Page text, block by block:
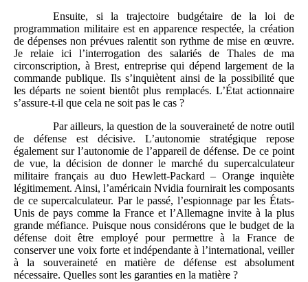
Ensuite, si la trajectoire budgétaire de la loi de
programmation militaire est en apparence respectée, la création
de dépenses non prévues ralentit son rythme de mise en œuvre.
Je relaie ici l’interrogation des salariés de Thales de ma
circonscription, à Brest, entreprise qui dépend largement de la
commande publique. Ils s’inquiètent ainsi de la possibilité que
les départs ne soient bientôt plus remplacés. L’État actionnaire
s’assure-t-il que cela ne soit pas le cas ?
Par ailleurs, la question de la souveraineté de notre outil
de défense est décisive. L’autonomie stratégique repose
également sur l’autonomie de l’appareil de défense. De ce point
de vue, la décision de donner le marché du supercalculateur
militaire français au duo Hewlett-Packard – Orange inquiète
légitimement. Ainsi, l’américain Nvidia fournirait les composants
de ce supercalculateur. Par le passé, l’espionnage par les États-
Unis de pays comme la France et l’Allemagne invite à la plus
grande méfiance. Puisque nous considérons que le budget de la
défense doit être employé pour permettre à la France de
conserver une voix forte et indépendante à l’international, veiller
à la souveraineté en matière de défense est absolument
nécessaire. Quelles sont les garanties en la matière ?